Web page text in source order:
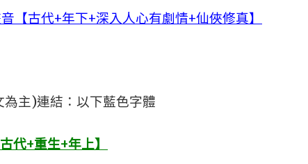
【古代+年下+深入人心有劇情+仙俠修真】
主)連結：以下藍色字體
代+重生+年上】